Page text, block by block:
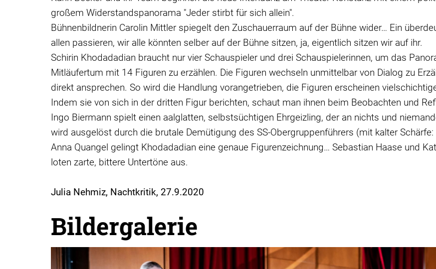
großem Widerstandspanorama "Jeder stirbt für sich allein".
Bühnenbildnerin Carolin Mittler spiegelt den Zuschauerraum auf der Bühne wider… Ein
allen passieren, wir alle könnten selber auf der Bühne sitzen, ja, eigentlich sitzen wir auf ihr.
Schirin Khodadadian braucht nur vier Schauspieler und drei Schauspielerinnen, um das
Mitläufertum mit 14 Figuren zu erzählen. Die Figuren wechseln unmittelbar von Dialog zu
direkt ansprechen. So wird die Handlung vorangetrieben, die Figuren erscheinen
Indem sie von sich in der dritten Figur berichten, schaut man ihnen beim Beobachten und
Ingo Biermann spielt einen aalglatten, selbstsüchtigen Ehrgeizling, der an nichts und
wird ausgelöst durch die brutale Demütigung des SS-Obergruppenführers (mit kalter
Anna Quangel gelingt Khodadadian eine genaue Figurenzeichnung… Sebastian Haase und
loten zarte, bittere Untertöne aus.
Julia Nehmiz, Nachtkritik, 27.9.2020
Bildergalerie